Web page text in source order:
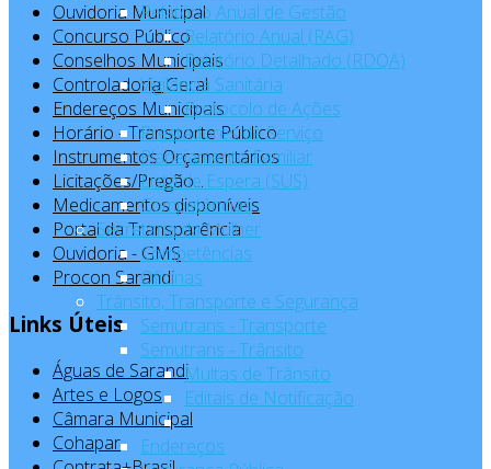
Relatório Anual de Gestão
Relatório Anual (RAG)
Relatório Detalhado (RDQA)
Vigilância Sanitária
Protocolo de Ações
Prestadores de Serviço
Planejamento Familiar
Lista de Espera (SUS)
Competências
Secretaria da Mulher
Competências
Oficinas
Trânsito, Transporte e Segurança
Semutrans - Transporte
Semutrans - Trânsito
Multas de Trânsito
Editais de Notificação
Endereços
Ouvidoria Municipal
Concurso Público
Conselhos Municipais
Controladoria Geral
Endereços Municipais
Horário - Transporte Público
Instrumentos Orçamentários
Licitações/Pregão...
Medicamentos disponíveis
Portal da Transparência
Ouvidoria - GMS
Procon Sarandi
Links Úteis
Águas de Sarandi
Artes e Logos
Câmara Municipal
Cohapar